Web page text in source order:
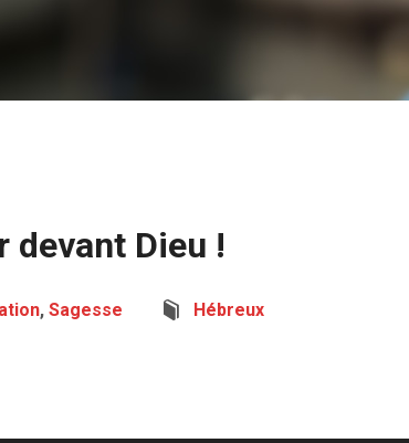
devant Dieu !
, Sagesse Hébreux